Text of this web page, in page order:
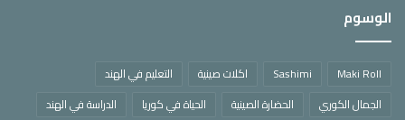
الوسوم
Maki Roll
Sashimi اكلات صينية
التعليم في الهند
الجمال الكوري
الحضارة الصينية الحياة في كوريا
الدراسة في الهند